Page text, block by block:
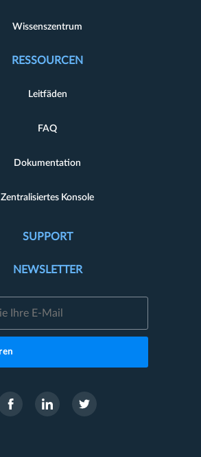
Wissenszentrum
RESSOURCEN
Leitfäden
FAQ
Dokumentation
Zentralisiertes Konsole
SUPPORT
NEWSLETTER